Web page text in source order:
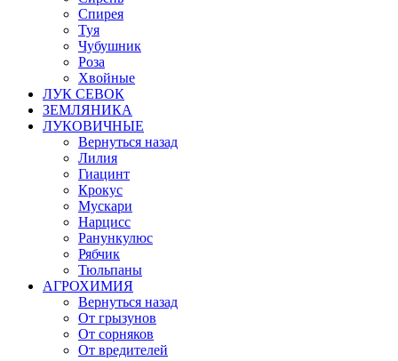
Спирея
Туя
Чубушник
Роза
Хвойные
ЛУК СЕВОК
ЗЕМЛЯНИКА
ЛУКОВИЧНЫЕ
Вернуться назад
Лилия
Гиацинт
Крокус
Мускари
Нарцисс
Ранункулюс
Рябчик
Тюльпаны
АГРОХИМИЯ
Вернуться назад
От грызунов
От сорняков
От вредителей